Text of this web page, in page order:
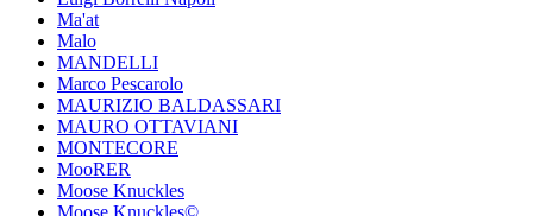
Ma'at
Malo
MANDELLI
Marco Pescarolo
MAURIZIO BALDASSARI
MAURO OTTAVIANI
MONTECORE
MooRER
Moose Knuckles
Moose Knuckles©️